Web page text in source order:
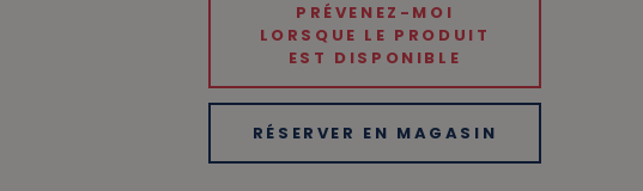
PRÉVENEZ-MOI
LORSQUE LE PRODUIT
EST DISPONIBLE
RÉSERVER EN MAGASIN